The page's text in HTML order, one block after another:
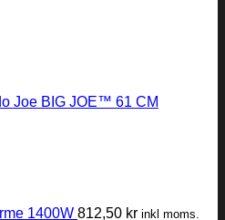
Joe BIG JOE™ 61 CM
1400W 812,50 kr inkl moms.